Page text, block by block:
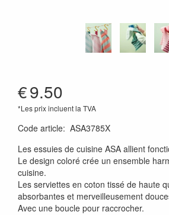
€9.50
*Les prix incluent la TVA
Code article: ASA3785X
Les essuies de cuisine ASA allient
Le design coloré crée un ensemble
cuisine.
Les serviettes en coton tissé de haute
absorbantes et merveilleusement
Avec une boucle pour raccrocher.